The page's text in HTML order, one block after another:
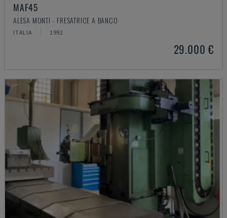
MAF45
ALESA MONTI - FRESATRICE A BANCO
ITALIA 1992
29.000 €